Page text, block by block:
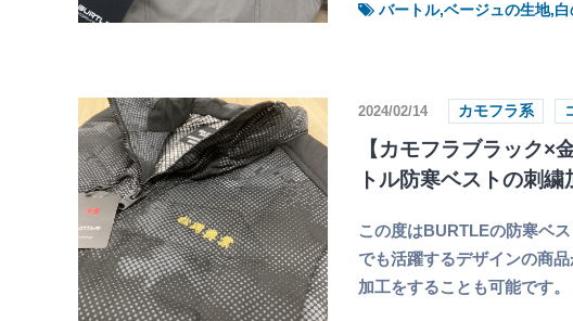
バートル,ベージュの生地,白
2024/02/14 カモフラ系
【カモフラブラック×
トル防寒ベストの刺繍
この度はBURTLEの防寒ベ
でも活躍するデザインの商
加工をすることも可能です